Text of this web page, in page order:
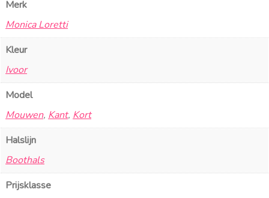
Merk
Monica Loretti
Kleur
Ivoor
Model
Mouwen, Kant, Kort
Halslijn
Boothals
Prijsklasse